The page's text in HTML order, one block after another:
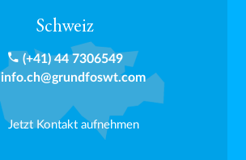
Schweiz
phone (+41) 44 7306549
info.ch@grundfoswt.com
Jetzt Kontakt aufnehmen